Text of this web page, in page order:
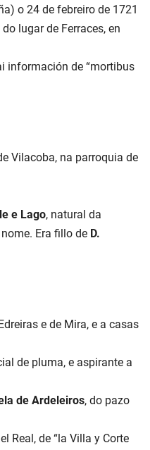
o 24 de febreiro de 1721
do lugar de Ferraces, en
información de “mortibus
Vilacoba, na parroquia de
e Lago, natural da
Era fillo de D.
e de Mira, e a casas
de pluma, e aspirante a
de Ardeleiros, do pazo
Real, de “la Villa y Corte